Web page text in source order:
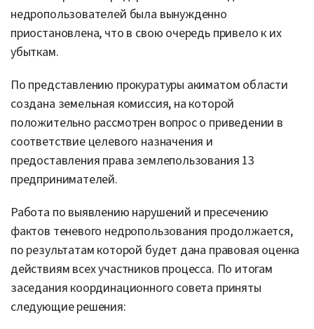
недропользователей была вынужденно
приостановлена, что в свою очередь привело к их
убыткам.
По представлению прокуратуры акиматом области
создана земельная комиссия, на которой
положительно рассмотрен вопрос о приведении в
соответствие целевого назначения и
предоставления права землепользования 13
предпринимателей.
Работа по выявлению нарушений и пресечению
фактов теневого недропользования продолжается,
по результатам которой будет дана правовая оценка
действиям всех участников процесса. По итогам
заседания координационного совета приняты
следующие решения: